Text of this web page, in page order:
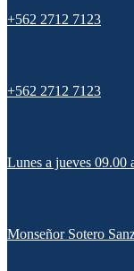
+562 2712 7123
+562 2712 7123
Lunes a jueves 09.00
Monseñor Sotero